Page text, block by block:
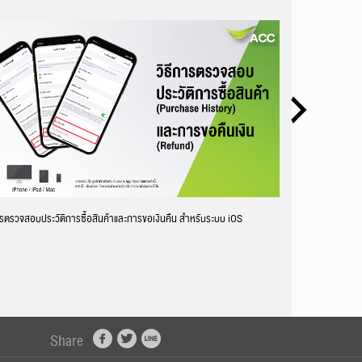
ตรวจสอบประวัติการซื้อสินค้าและการขอเงินคืน สำหรับระบบ iOS
Share